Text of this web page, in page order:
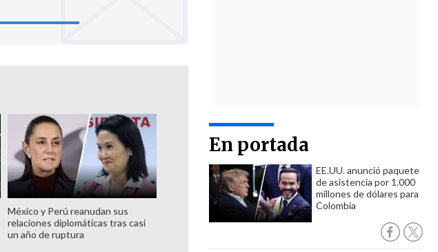
En portada
EE.UU. anunció paquete
de asistencia por 1.000
millones de dólares para
Colombia
México y Perú reanudan sus
relaciones diplomáticas tras casi
un año de ruptura